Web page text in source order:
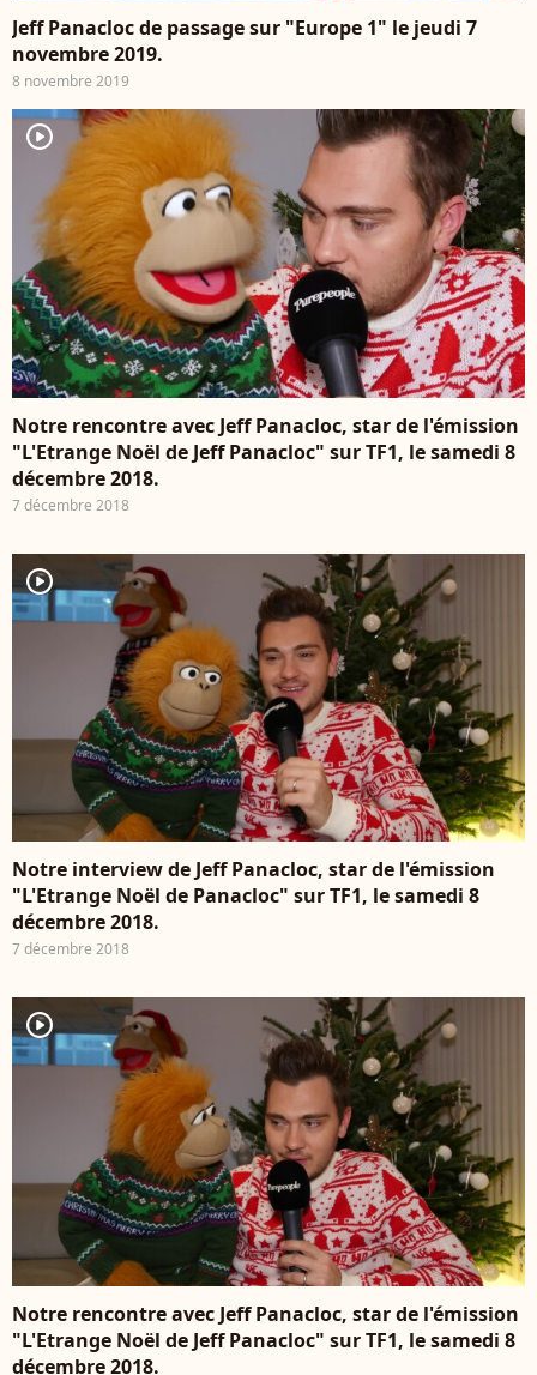
Jeff Panacloc de passage sur "Europe 1" le jeudi 7
novembre 2019.
8 novembre 2019
player2
Notre rencontre avec Jeff Panacloc, star de l'émission
"L'Etrange Noël de Jeff Panacloc" sur TF1, le samedi 8
décembre 2018.
7 décembre 2018
player2
Notre interview de Jeff Panacloc, star de l'émission
"L'Etrange Noël de Panacloc" sur TF1, le samedi 8
décembre 2018.
7 décembre 2018
player2
Notre rencontre avec Jeff Panacloc, star de l'émission
"L'Etrange Noël de Jeff Panacloc" sur TF1, le samedi 8
décembre 2018.